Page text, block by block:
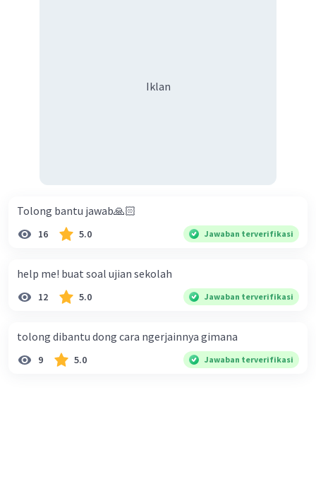
Iklan
Tolong bantu jawab🙏🏻
16 5.0 Jawaban terverifikasi
help me! buat soal ujian sekolah
12 5.0 Jawaban terverifikasi
tolong dibantu dong cara ngerjainnya gimana
9 5.0 Jawaban terverifikasi